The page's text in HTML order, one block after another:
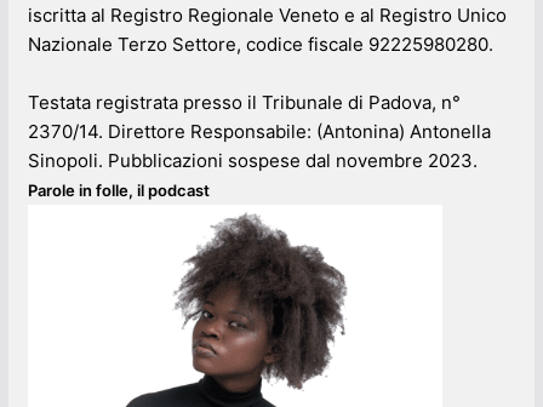
iscritta al Registro Regionale Veneto e al Registro Unico
Nazionale Terzo Settore, codice fiscale 92225980280.
Testata registrata presso il Tribunale di Padova, n°
2370/14. Direttore Responsabile: (Antonina) Antonella
Sinopoli. Pubblicazioni sospese dal novembre 2023.
Parole in folle, il podcast